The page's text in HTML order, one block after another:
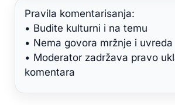
Pravila komentarisanja:
• Budite kulturni i na temu
• Nema govora mržnje i uvreda
• Moderator zadržava pravo
komentara